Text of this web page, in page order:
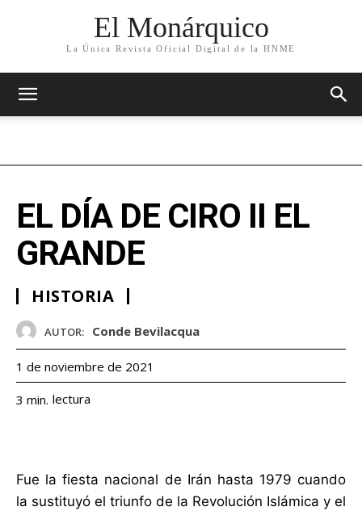
El Monárquico
La Única Revista Oficial Digital de la HNME
EL DÍA DE CIRO II EL
GRANDE
HISTORIA
AUTOR: Conde Bevilacqua
1 de noviembre de 2021
3 min. lectura
Fue la fiesta nacional de Irán hasta 1979 cuando
la sustituyó el triunfo de la Revolución Islámica y el